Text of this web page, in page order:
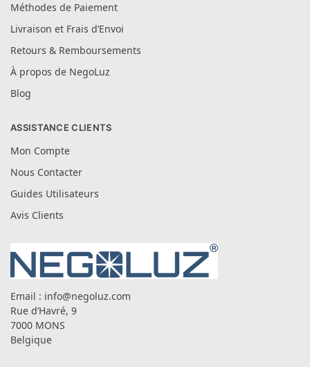
Méthodes de Paiement
Livraison et Frais d’Envoi
Retours & Remboursements
À propos de NegoLuz
Blog
ASSISTANCE CLIENTS
Mon Compte
Nous Contacter
Guides Utilisateurs
Avis Clients
Email : info@negoluz.com
Rue d’Havré, 9
7000 MONS
Belgique